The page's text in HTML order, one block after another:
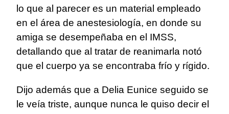
lo que al parecer es un material empleado
en el área de anestesiología, en donde su
amiga se desempeñaba en el IMSS,
detallando que al tratar de reanimarla notó
que el cuerpo ya se encontraba frío y rígido.
Dijo además que a Delia Eunice seguido se
le veía triste, aunque nunca le quiso decir el